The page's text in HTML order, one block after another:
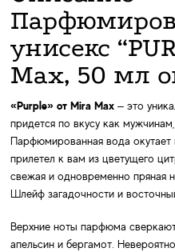
унисекс
Max, 50 мл
«Purple» от Mira Max – это
придется по вкусу как
Парфюмированная вода
прилетел к вам из цветущего
свежая и одновременно пряная
Шлейф загадочности и
Верхние ноты парфюма
апельсин и бергамот.